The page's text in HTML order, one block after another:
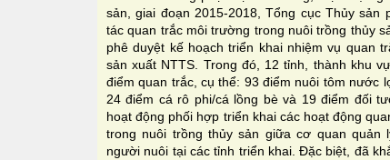
sản, giai đoạn 2015-2018, Tổng cục Thủy
tác quan trắc môi trường trong nuôi trồng thủy
phê duyệt kế hoạch triển khai nhiệm vụ quan
sản xuất NTTS. Trong đó, 12 tỉnh, thành khu
điểm quan trắc, cụ thể: 93 điểm nuôi tôm nước
24 điểm cá rô phi/cá lồng bè và 19 điểm đối
hoạt động phối hợp triển khai các hoạt động
trong nuôi trồng thủy sản giữa cơ quan
người nuôi tại các tỉnh triển khai. Đặc biệt, đã